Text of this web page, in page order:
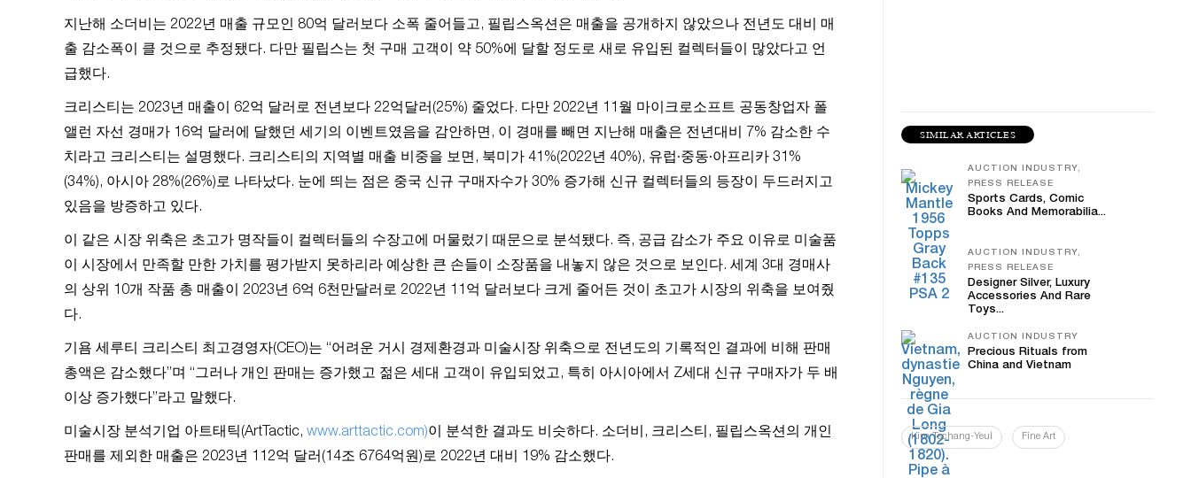
지난해 소더비는 2022년 매출 규모인 80억 달러보다 소폭 줄어들고, 필립스옥션은 매출을 공개하지 않았으나 전년도 대비 매
출 감소폭이 클 것으로 추정됐다. 다만 필립스는 첫 구매 고객이 약 50%에 달할 정도로 새로 유입된 컬렉터들이 많았다고 언
급했다.
크리스티는 2023년 매출이 62억 달러로 전년보다 22억달러(25%) 줄었다. 다만 2022년 11월 마이크로소프트 공동창업자 폴
앨런 자선 경매가 16억 달러에 달했던 세기의 이벤트였음을 감안하면, 이 경매를 빼면 지난해 매출은 전년대비 7% 감소한 수
치라고 크리스티는 설명했다. 크리스티의 지역별 매출 비중을 보면, 북미가 41%(2022년 40%), 유럽·중동·아프리카 31%
(34%), 아시아 28%(26%)로 나타났다. 눈에 띄는 점은 중국 신규 구매자수가 30% 증가해 신규 컬렉터들의 등장이 두드러지고
있음을 방증하고 있다.
이 같은 시장 위축은 초고가 명작들이 컬렉터들의 수장고에 머물렀기 때문으로 분석됐다. 즉, 공급 감소가 주요 이유로 미술품
이 시장에서 만족할 만한 가치를 평가받지 못하리라 예상한 큰 손들이 소장품을 내놓지 않은 것으로 보인다. 세계 3대 경매사
의 상위 10개 작품 총 매출이 2023년 6억 6천만달러로 2022년 11억 달러보다 크게 줄어든 것이 초고가 시장의 위축을 보여줬
다.
기욤 세루티 크리스티 최고경영자(CEO)는 “어려운 거시 경제환경과 미술시장 위축으로 전년도의 기록적인 결과에 비해 판매
총액은 감소했다”며 “그러나 개인 판매는 증가했고 젊은 세대 고객이 유입되었고, 특히 아시아에서 Z세대 신규 구매자가 두 배
이상 증가했다”라고 말했다.
미술시장 분석기업 아트태틱(ArtTactic, www.arttactic.com)이 분석한 결과도 비슷하다. 소더비, 크리스티, 필립스옥션의 개인
판매를 제외한 매출은 2023년 112억 달러(14조 6764억원)로 2022년 대비 19% 감소했다.
SIMILAR ARTICLES
AUCTION INDUSTRY,
PRESS RELEASE
Sports Cards, Comic
Books And Memorabilia...
AUCTION INDUSTRY,
PRESS RELEASE
Designer Silver, Luxury
Accessories And Rare
Toys...
AUCTION INDUSTRY
Precious Rituals from
China and Vietnam
Kim Tschang-Yeul Fine Art